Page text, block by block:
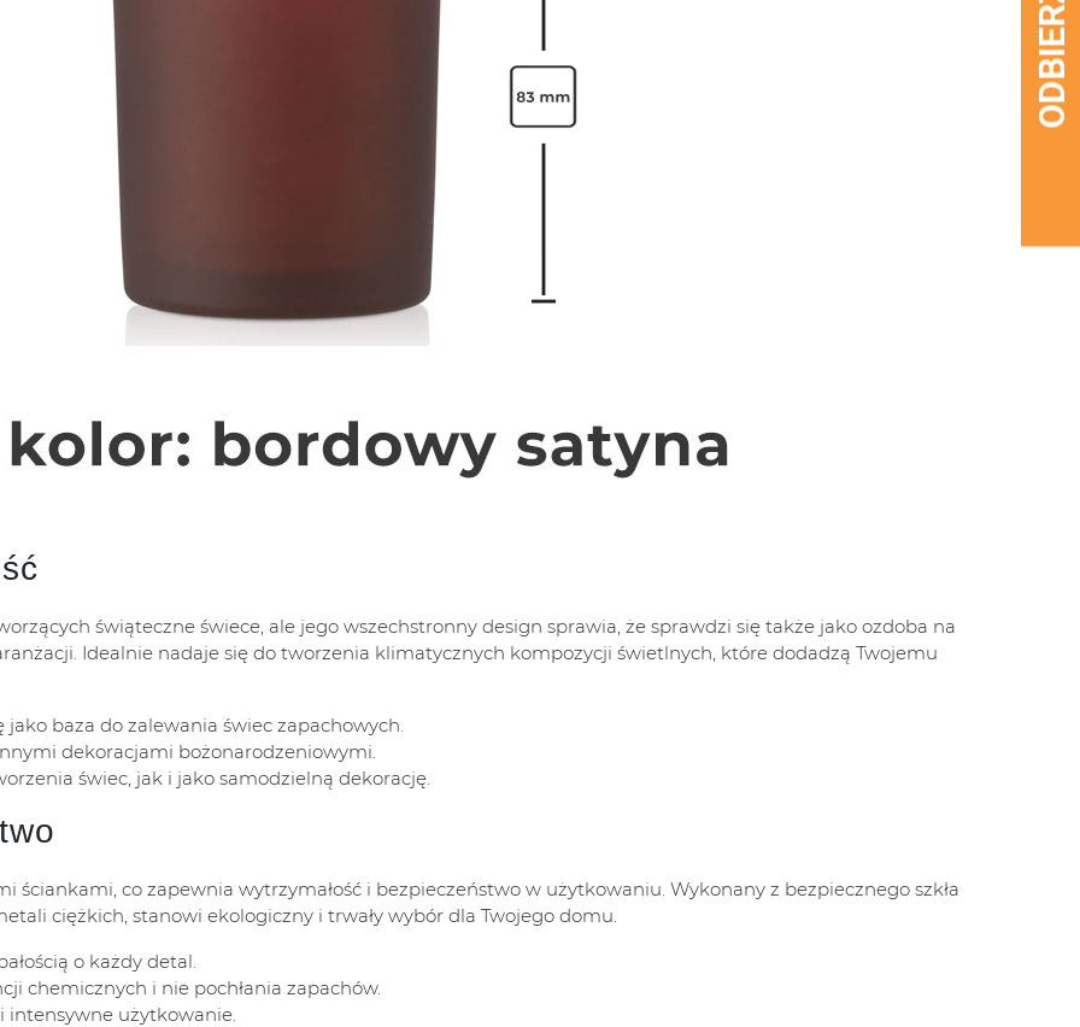
świąteczne świece, ale jego wszechstronny design sprawia, że sprawdzi się także jako ozdoba na
Idealnie nadaje się do tworzenia klimatycznych kompozycji świetlnych, które dodadzą Twojemu
jako baza do zalewania świec zapachowych.
dekoracjami bożonarodzeniowymi.
świec, jak i jako samodzielną dekorację.
co zapewnia wytrzymałość i bezpieczeństwo w użytkowaniu. Wykonany z bezpiecznego szkła
ciężkich, stanowi ekologiczny i trwały wybór dla Twojego domu.
o każdy detal.
chemicznych i nie pochłania zapachów.
intensywne użytkowanie.